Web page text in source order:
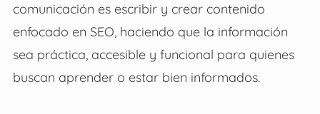
comunicación es escribir y crear contenido
enfocado en SEO, haciendo que la información
sea práctica, accesible y funcional para quienes
buscan aprender o estar bien informados.